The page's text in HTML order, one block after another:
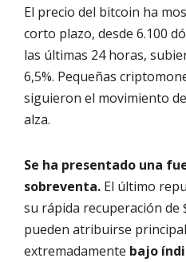
El precio del bitcoin ha
corto plazo, desde 6.100
las últimas 24 horas,
6,5%. Pequeñas
siguieron el movimiento
alza.
Se ha presentado una
sobreventa. El último
su rápida recuperación de
pueden atribuirse
extremadamente bajo